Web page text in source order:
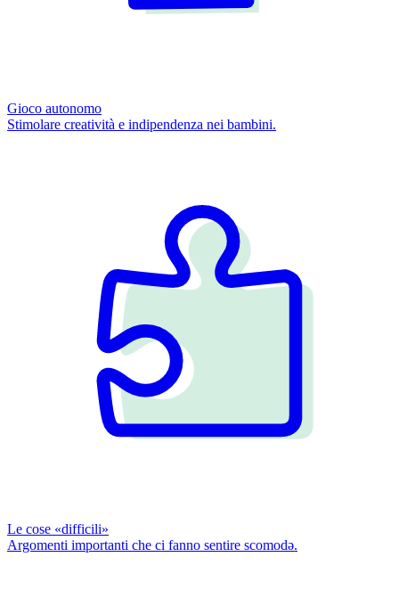
Gioco autonomo
Stimolare creatività e indipendenza nei bambini.
Le cose «difficili»
Argomenti importanti che ci fanno sentire scomodǝ.